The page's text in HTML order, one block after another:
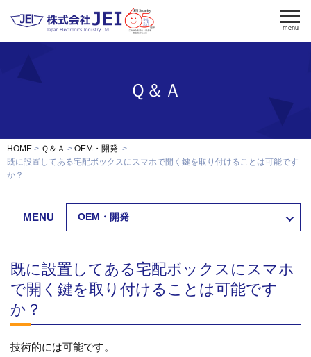
製品資料ダウンロード お問い合わせ
電気錠制御盤 入退室管理
修理・保守
menu
Ｑ＆Ａ
HOME Ｑ＆Ａ
OEM・開発
既に設置してある宅配ボックスにスマホで開く鍵を取り付けることは可能です
か？
MENU OEM・開発
既に設置してある宅配ボックスにスマホ
で開く鍵を取り付けることは可能です
か？
技術的には可能です。